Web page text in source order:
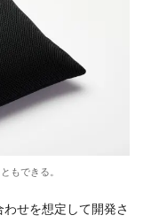
もできる。
せを想定して開発さ